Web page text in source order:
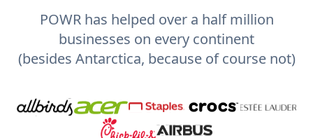
POWR has helped over a half million
businesses on every continent
(besides Antarctica, because of course not)